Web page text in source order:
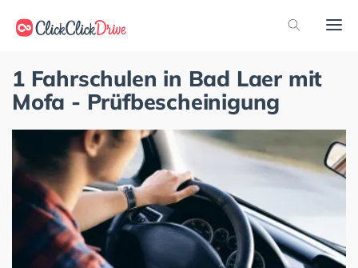
1 Fahrschulen in Bad Laer mit
Mofa - Prüfbescheinigung